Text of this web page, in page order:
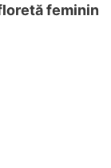
feminin